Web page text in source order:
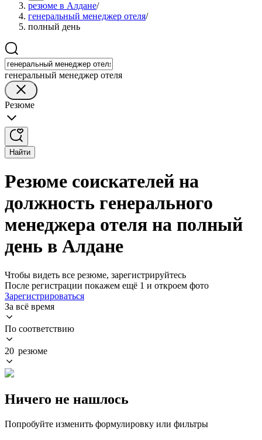
резюме в Алдане/
генеральный менеджер отеля/
полный день
генеральный менеджер отеля
Резюме
Найти
Резюме соискателей на
должность генерального
менеджера отеля на полный
день в Алдане
Чтобы видеть все резюме, зарегистрируйтесь
После регистрации покажем ещё 1 и откроем фото
Зарегистрироваться
За всё время
По соответствию
20 резюме
Ничего не нашлось
Попробуйте изменить формулировку или фильтры